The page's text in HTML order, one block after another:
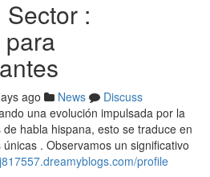
:
ago News
Discuss
una evolución impulsada por la
habla hispana, esto se traduce en
. Observamos un significativo
profile